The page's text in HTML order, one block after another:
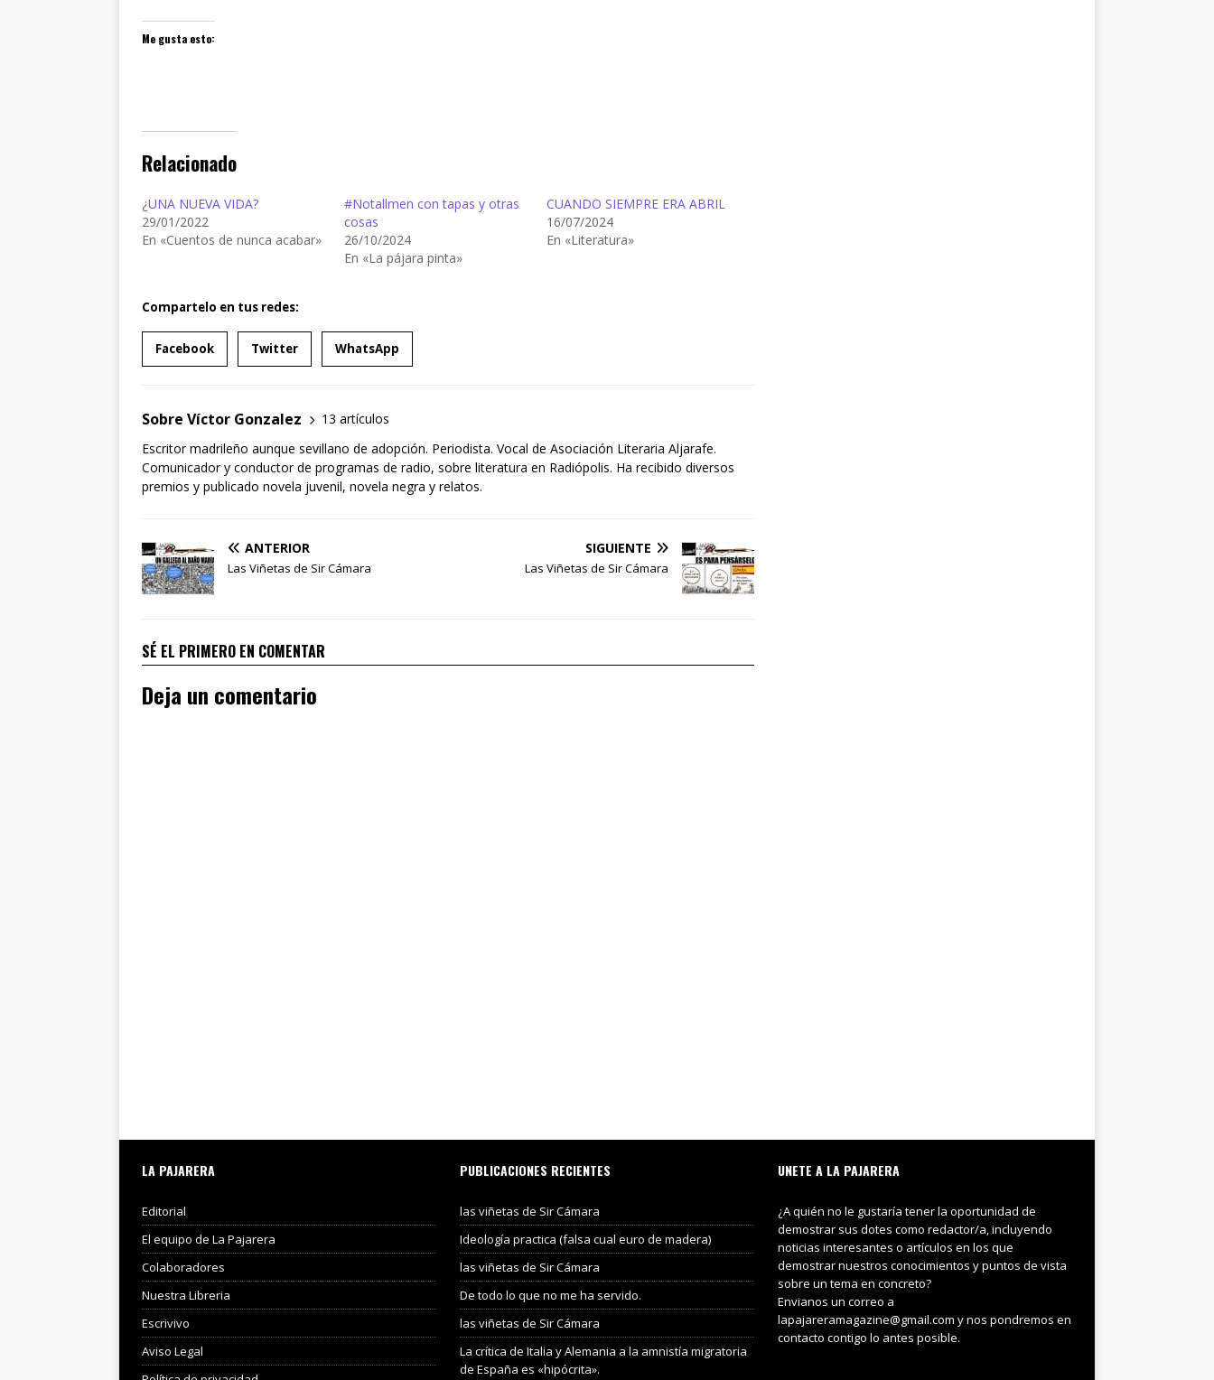
Me gusta esto:
Relacionado
¿UNA NUEVA VIDA?
29/01/2022
En «Cuentos de nunca acabar»
#Notallmen con tapas y otras
cosas
26/10/2024
En «La pájara pinta»
CUANDO SIEMPRE ERA ABRIL
16/07/2024
En «Literatura»
Compartelo en tus redes:
Facebook Twitter WhatsApp
Sobre Víctor Gonzalez
13 artículos
Escritor madrileño aunque sevillano de adopción. Periodista. Vocal de Asociación Literaria Aljarafe.
Comunicador y conductor de programas de radio, sobre literatura en Radiópolis. Ha recibido diversos
premios y publicado novela juvenil, novela negra y relatos.
ANTERIOR
Las Viñetas de Sir Cámara
SIGUIENTE
Las Viñetas de Sir Cámara
SÉ EL PRIMERO EN COMENTAR
Deja un comentario
LA PAJARERA
Editorial
El equipo de La Pajarera
Colaboradores
Nuestra Libreria
Escrivivo
Aviso Legal
PUBLICACIONES RECIENTES
las viñetas de Sir Cámara
Ideología practica (falsa cual euro de madera)
las viñetas de Sir Cámara
De todo lo que no me ha servido.
las viñetas de Sir Cámara
La crítica de Italia y Alemania a la amnistía migratoria
de España es «hipócrita».
UNETE A LA PAJARERA
¿A quién no le gustaría tener la oportunidad de
demostrar sus dotes como redactor/a, incluyendo
noticias interesantes o artículos en los que
demostrar nuestros conocimientos y puntos de vista
sobre un tema en concreto?
Envianos un correo a
lapajareramagazine@gmail.com y nos pondremos en
contacto contigo lo antes posible.